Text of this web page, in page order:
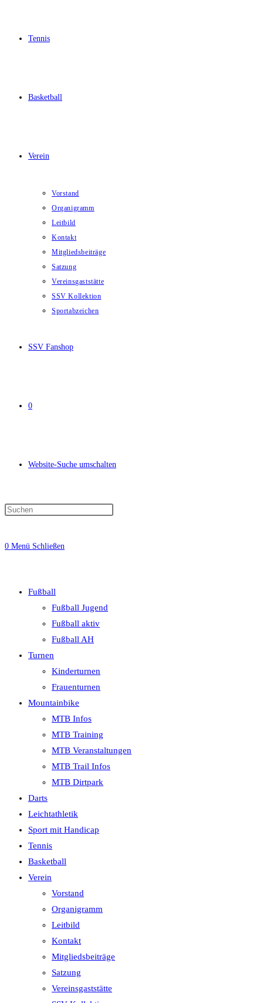
Tennis
Basketball
Verein
Vorstand
Organigramm
Leitbild
Kontakt
Mitgliedsbeiträge
Satzung
Vereinsgaststätte
SSV Kollektion
Sportabzeichen
SSV Fanshop
0
Website-Suche umschalten
0 Menü Schließen
Fußball
Fußball Jugend
Fußball aktiv
Fußball AH
Turnen
Kinderturnen
Frauenturnen
Mountainbike
MTB Infos
MTB Training
MTB Veranstaltungen
MTB Trail Infos
MTB Dirtpark
Darts
Leichtathletik
Sport mit Handicap
Tennis
Basketball
Verein
Vorstand
Organigramm
Leitbild
Kontakt
Mitgliedsbeiträge
Satzung
Vereinsgaststätte